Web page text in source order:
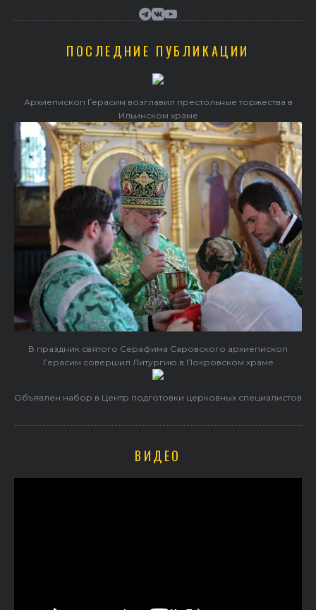
ПОСЛЕДНИЕ ПУБЛИКАЦИИ
Архиепископ Герасим возглавил престольные торжества в
Ильинском храме
В праздник святого Серафима Саровского архиепископ
Герасим совершил Литургию в Покровском храме
Объявлен набор в Центр подготовки церковных специалистов
ВИДЕО